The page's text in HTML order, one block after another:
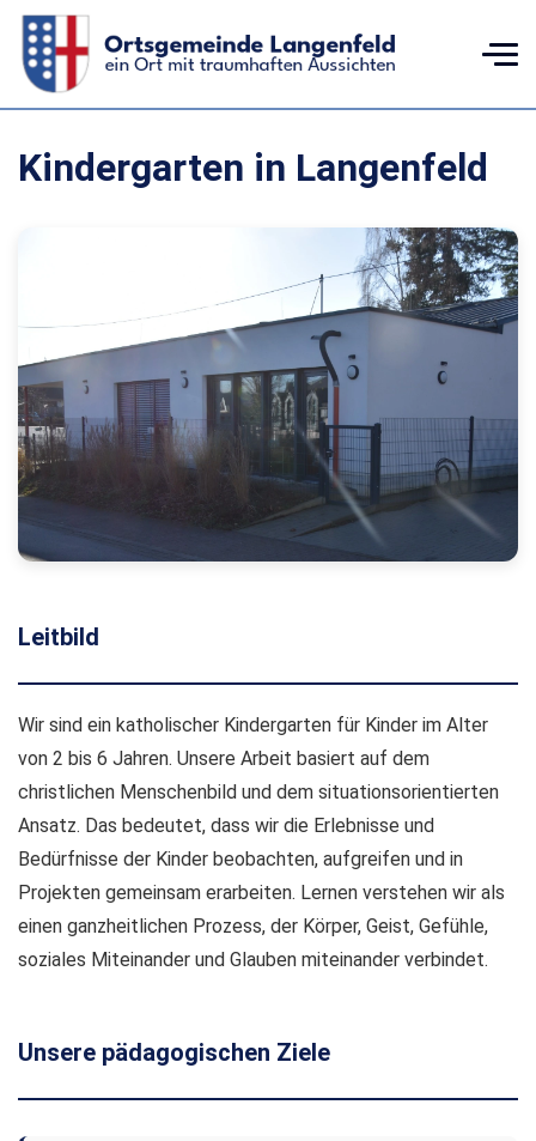
Kindergarten in Langenfeld
Leitbild
Wir sind ein katholischer Kindergarten für Kinder im Alter
von 2 bis 6 Jahren. Unsere Arbeit basiert auf dem
christlichen Menschenbild und dem situationsorientierten
Ansatz. Das bedeutet, dass wir die Erlebnisse und
Bedürfnisse der Kinder beobachten, aufgreifen und in
Projekten gemeinsam erarbeiten. Lernen verstehen wir als
einen ganzheitlichen Prozess, der Körper, Geist, Gefühle,
soziales Miteinander und Glauben miteinander verbindet.
Unsere pädagogischen Ziele